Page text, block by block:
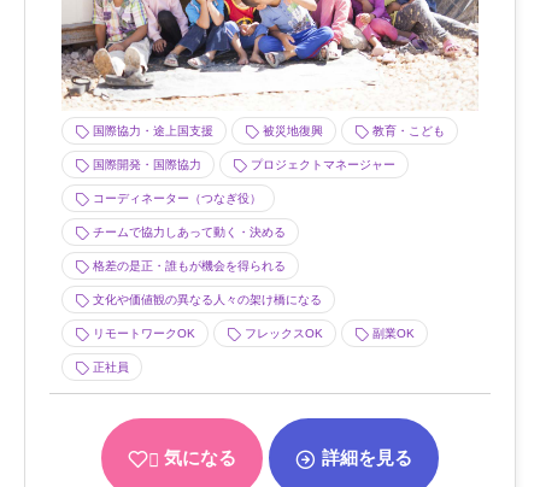
国際協力・途上国支援 被災地復興 教育・こども
国際開発・国際協力 プロジェクトマネージャー
コーディネーター（つなぎ役）
チームで協力しあって動く・決める
格差の是正・誰もが機会を得られる
文化や価値観の異なる人々の架け橋になる
リモートワークOK フレックスOK 副業OK
正社員
気になる 詳細を見る